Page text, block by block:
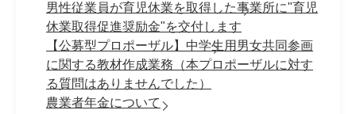
男性従業員が育児休業を取得した事業所に"育児
休業取得促進奨励金"を交付します
【公募型プロポーザル】中学生用男女共同参画
に関する教材作成業務（本プロポーザルに対す
る質問はありませんでした）
農業者年金について